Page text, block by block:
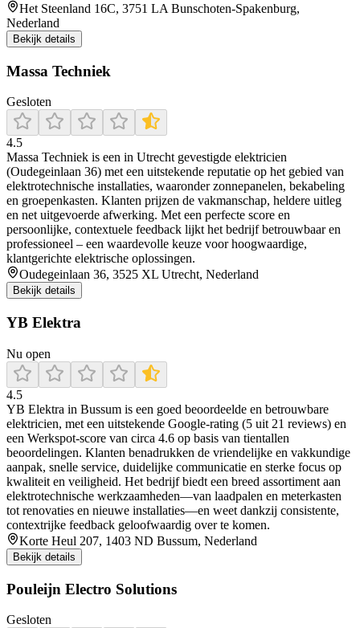
Het Steenland 16C, 3751 LA Bunschoten-Spakenburg,
Nederland
Bekijk details
Massa Techniek
Gesloten
4.5
Massa Techniek is een in Utrecht gevestigde elektricien
(Oudegeinlaan 36) met een uitstekende reputatie op het gebied van
elektrotechnische installaties, waaronder zonnepanelen, bekabeling
en groepenkasten. Klanten prijzen de vakmanschap, heldere uitleg
en net uitgevoerde afwerking. Met een perfecte score en
persoonlijke, contextuele feedback lijkt het bedrijf betrouwbaar en
professioneel – een waardevolle keuze voor hoogwaardige,
klantgerichte elektrische oplossingen.
Oudegeinlaan 36, 3525 XL Utrecht, Nederland
Bekijk details
YB Elektra
Nu open
4.5
YB Elektra in Bussum is een goed beoordeelde en betrouwbare
elektricien, met een uitstekende Google‑rating (5 uit 21 reviews) en
een Werkspot‑score van circa 4.6 op basis van tientallen
beoordelingen. Klanten benadrukken de vriendelijke en vakkundige
aanpak, snelle service, duidelijke communicatie en sterke focus op
kwaliteit en veiligheid. Het bedrijf biedt een breed assortiment aan
elektrotechnische werkzaamheden—van laadpalen en meterkasten
tot renovaties en nieuwe installaties—en weet dankzij consistente,
contextrijke feedback geloofwaardig over te komen.
Korte Heul 207, 1403 ND Bussum, Nederland
Bekijk details
Pouleijn Electro Solutions
Gesloten